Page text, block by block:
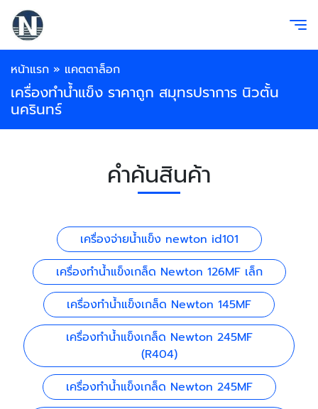
หน้าแรก » แคตตาล็อก
เครื่องทำน้ำแข็ง ราคาถูก สมุทรปราการ นิวตั้น
นครินทร์
คำค้นสินค้า
เครื่องจ่ายน้ำแข็ง newton id101
เครื่องทำน้ำแข็งเกล็ด Newton 126MF เล็ก
เครื่องทำน้ำแข็งเกล็ด Newton 145MF
เครื่องทำน้ำแข็งเกล็ด Newton 245MF
(R404)
เครื่องทำน้ำแข็งเกล็ด Newton 245MF